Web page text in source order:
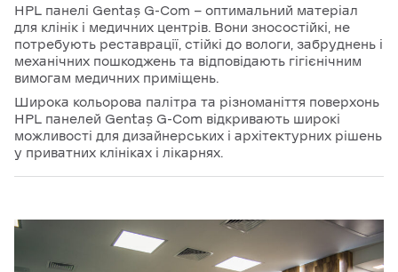
HPL панелі Gentaş G-Com — оптимальний матеріал
для клінік і медичних центрів. Вони зносостійкі, не
потребують реставрації, стійкі до вологи, забруднень і
механічних пошкоджень та відповідають гігієнічним
вимогам медичних приміщень.
Широка кольорова палітра та різноманіття поверхонь
HPL панелей Gentaş G-Com відкривають широкі
можливості для дизайнерських і архітектурних рішень
у приватних клініках і лікарнях.